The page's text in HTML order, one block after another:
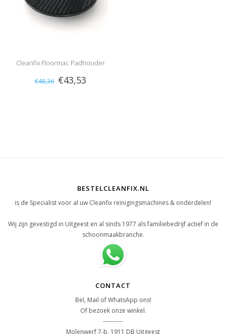
Cleanfix Floormac Padhouder
€48,36 €43,53
BESTELCLEANFIX.NL
is de Specialist voor al uw Cleanfix reinigingsmachines & onderdelen!
Wij zijn gevestigd in Uitgeest en al sinds 1977 als familiebedrijf actief in de
schoonmaakbranche.
CONTACT
Bel, Mail of WhatsApp ons!
Of bezoek onze winkel.
----------
Molenwerf 7-b, 1911 DB Uitgeest